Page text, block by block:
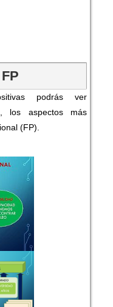
podrás ver
los aspectos más
(FP).